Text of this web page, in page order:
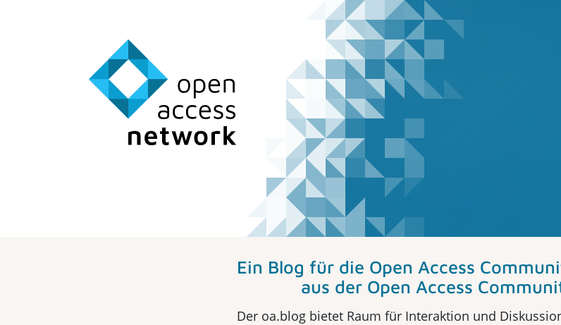
Ein Blog für die Open Access
aus der Open Access
Der oa.blog bietet Raum für Interaktion und